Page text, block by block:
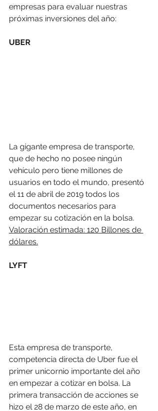
empresas para evaluar nuestras
próximas inversiones del año:
UBER
La gigante empresa de transporte,
que de hecho no posee ningún
vehículo pero tiene millones de
usuarios en todo el mundo, presentó
el 11 de abril de 2019 todos los
documentos necesarios para
empezar su cotización en la bolsa.
Valoración estimada: 120 Billones de
dólares.
LYFT
Esta empresa de transporte,
competencia directa de Uber fue el
primer unicornio importante del año
en empezar a cotizar en bolsa. La
primera transacción de acciones se
hizo el 28 de marzo de este año, en